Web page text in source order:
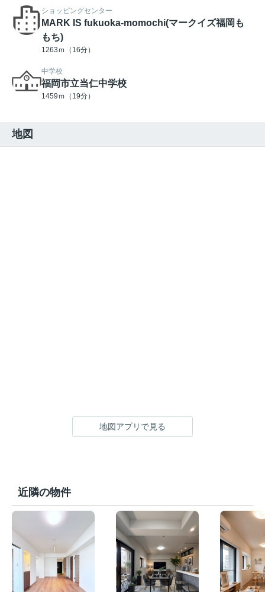
ショッピングセンター
MARK IS fukuoka-momochi(マークイズ福岡も
もち)
1263ｍ（16分）
中学校
福岡市立当仁中学校
1459ｍ（19分）
地図
地図アプリで見る
近隣の物件